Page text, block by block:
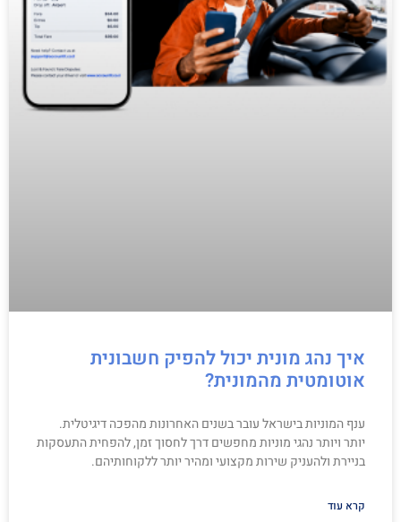
איך נהג מונית יכול להפיק חשבונית
אוטומטית מהמונית?
ענף המוניות בישראל עובר בשנים האחרונות מהפכה דיגיטלית.
יותר ויותר נהגי מוניות מחפשים דרך לחסוך זמן, להפחית התעסקות
בניירת ולהעניק שירות מקצועי ומהיר יותר ללקוחותיהם.
קרא עוד